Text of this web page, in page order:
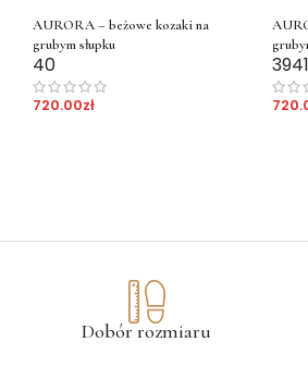
AURORA – beżowe kozaki na
grubym słupku
40
720.00zł
3941
Dobór rozmiaru